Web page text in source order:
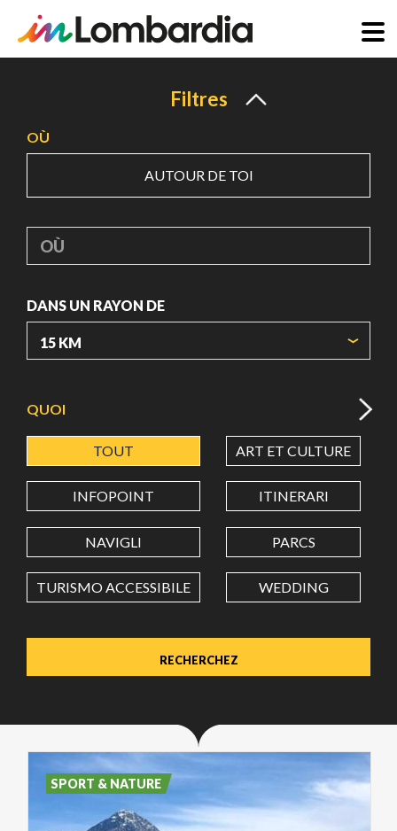
principal
Filtres
OÙ
AUTOUR DE TOI
OÙ
DANS UN RAYON DE
LATITUDE
LONGITUDE
Value in decimal degrees. Use dot (.) as decimal separator.
QUOI
TOUT ART ET CULTURE
INFOPOINT ITINERARI
NAVIGLI PARCS
TURISMO ACCESSIBILE WEDDING
SPORT & NATURE